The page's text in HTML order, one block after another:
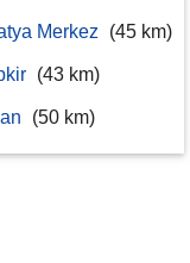
Merkez (45 km)
(43 km)
(50 km)